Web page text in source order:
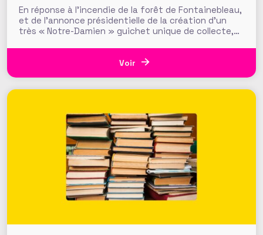
En réponse à l’incendie de la forêt de Fontainebleau,
et de l’annonce présidentielle de la création d’un
très « Notre-Damien » guichet unique de collecte,
d’une semaine par la Fondation du Patrimoine. Alors
que d’autres collectes, par l’ONF ou des particuliers,
Voir